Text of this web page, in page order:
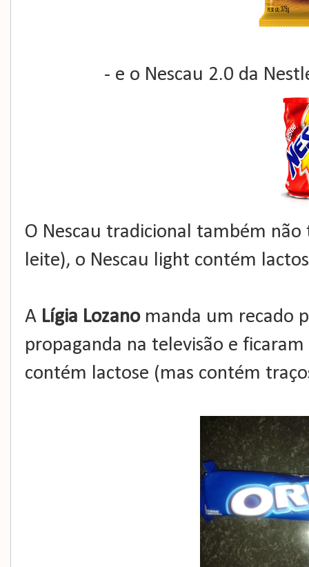
- e o Nescau 2.0 da
O Nescau tradicional também
leite), o Nescau light contém
A Lígia Lozanomanda um recado
propaganda na televisão e
contém lactose (mas contém